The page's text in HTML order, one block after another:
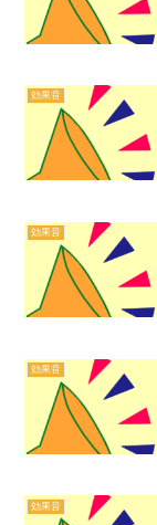
効果音
効果音
効果音
効果音